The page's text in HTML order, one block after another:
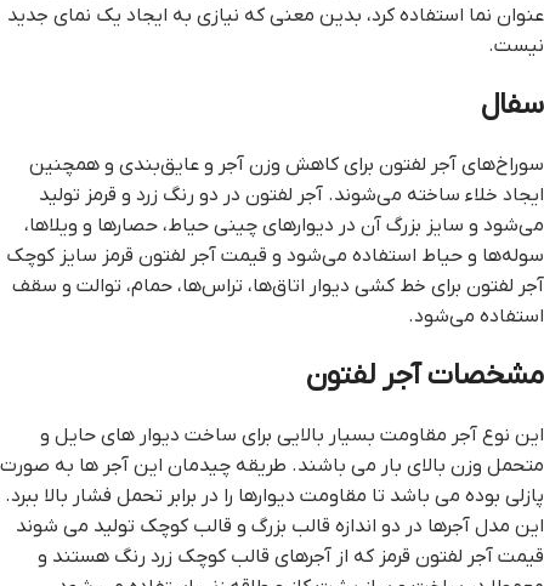
عنوان نما استفاده کرد، بدین معنی که نیازی به ایجاد یک نمای جدید
نیست.
سفال
سوراخ‌های آجر لفتون برای کاهش وزن آجر و عایق‌بندی و همچنین
ایجاد خلاء ساخته می‌شوند. آجر لفتون در دو رنگ زرد و قرمز تولید
می‌شود و سایز بزرگ آن در دیوارهای چینی حیاط، حصارها و ویلاها،
سوله‌ها و حیاط استفاده می‌شود و قيمت آجر لفتون قرمز سایز کوچک
آجر لفتون برای خط کشی دیوار اتاق‌ها، تراس‌ها، حمام، توالت و سقف
استفاده می‌شود.
مشخصات آجر لفتون
این نوع آجر مقاومت بسیار بالایی برای ساخت دیوار های حایل و
متحمل وزن بالای بار می باشند. طریقه چیدمان این آجر ها به صورت
پازلی بوده می باشد تا مقاومت دیوارها را در برابر تحمل فشار بالا ببرد.
این مدل آجرها در دو اندازه قالب بزرگ و قالب کوچک تولید می شوند
قيمت آجر لفتون قرمز که از آجرهای قالب کوچک زرد رنگ هستند و